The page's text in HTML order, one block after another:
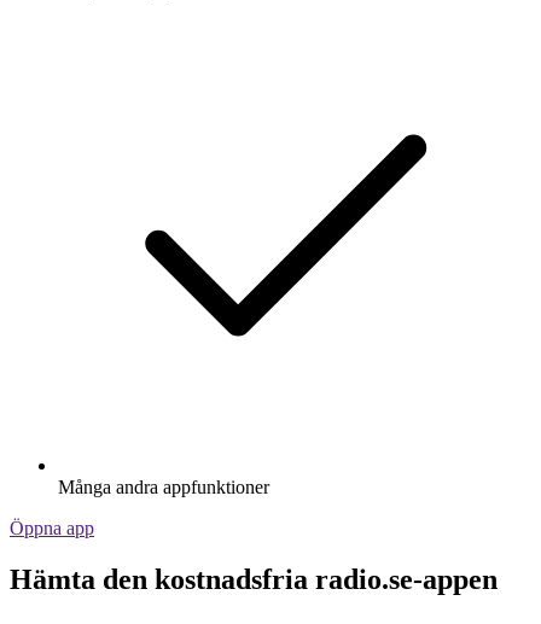
Många andra appfunktioner
Öppna app
Hämta den kostnadsfria radio.se-appen